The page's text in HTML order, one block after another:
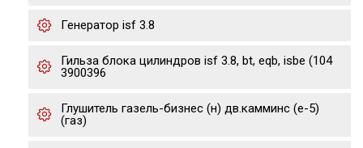
Генератор isf 3.8
Гильза блока цилиндров isf 3.8, bt, eqb, isbe (104
3900396
Глушитель газель-бизнес (н) дв.камминс (е-5)
(газ)